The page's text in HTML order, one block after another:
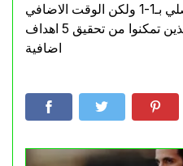
انتهت المواجهة في وقتها الاصلي بـ1-1 ولكن الوقت الاضافي
كان حاسما لزملاء نغلي الذين تمكنوا من تحقيق 5 اهداف
اضافية